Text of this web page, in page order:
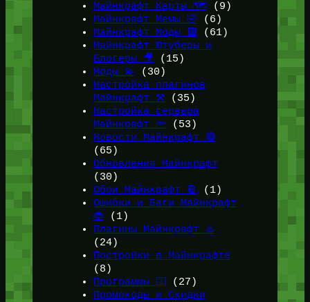
Майнкрафт Карты 🗺️(9)
Майнкрафт Мемы 🤣 (6)
Майнкрафт Моды 🟩 (61)
Майнкрафт Ютуберы и
Блогеры 🎥
(15)
Моды 💫
(30)
Настройка плагинов
Майнкрафт ⚒️(35)
Настройка сервера
Майнкрафт 🔦 (53)
Новости Майнкрафт 🔴
(65)
Обновления Майнкрафт
(30)
Обои Майнкрафт 📔
(1)
Ошибки и Баги Майнкрафт
🐞(1)
Плагины Майнкрафт ♨️
(24)
Постройки в Майнкрафте
(8)
Программы ⌨️(27)
Промокоды и Скидки